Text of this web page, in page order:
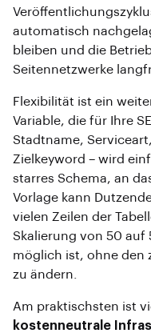
automatisch
bleiben und die
Seitennetzwerke
Flexibilität ist ein
Variable, die für Ihre
Stadtname,
Zielkeyword – wird
starres Schema, an
Vorlage kann
vielen Zeilen der
Skalierung von 50 auf
möglich ist, ohne den
zu ändern.
Am praktischsten ist
kostenneutrale